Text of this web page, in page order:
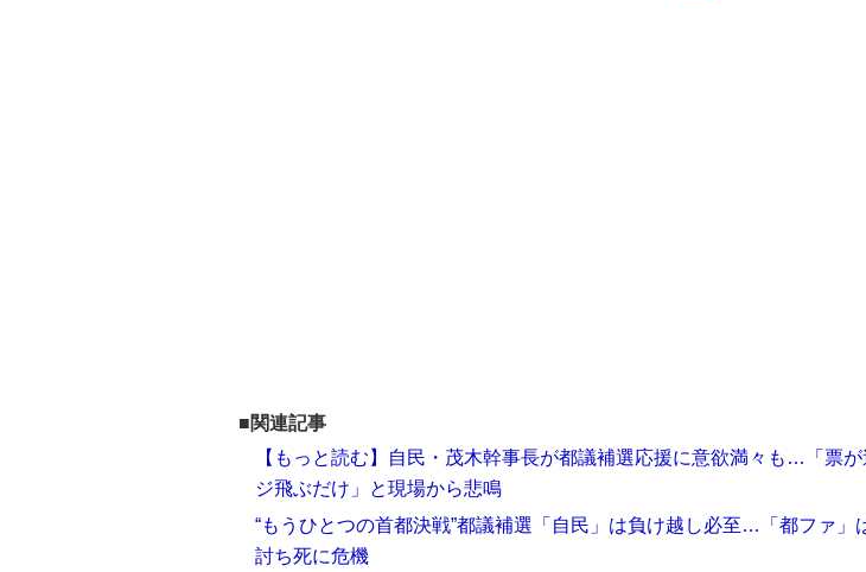
■関連記事
【もっと読む】自民・茂木幹事長が都議補選応援に意欲満々も…「票
ジ飛ぶだけ」と現場から悲鳴
“もうひとつの首都決戦”都議補選「自民」は負け越し必至…「都ファ」
討ち死に危機